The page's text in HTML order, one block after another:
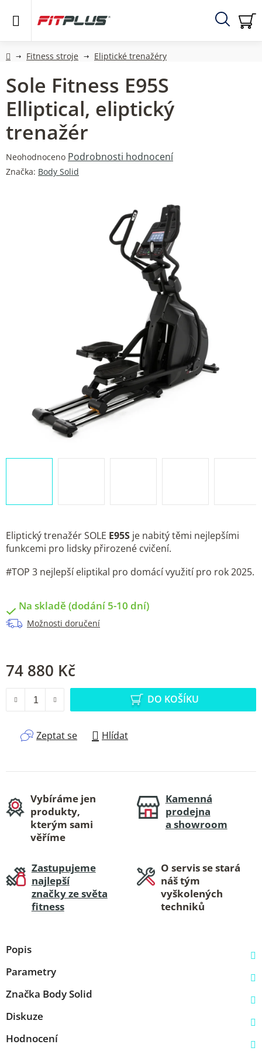
Hledat
DomůFitness stroje Eliptické trenažéry
Eliptický trenažér SOLE E95S je nabitý těmi nejlepšími
funkcemi pro lidsky přirozené cvičení.
#TOP 3 nejlepší eliptikal pro domácí využití pro rok 2025.
Na skladě (dodání 5-10 dní)
Možnosti doručení
74 880 Kč
DO KOŠÍKU
Zeptat se Hlídat
Sole Fitness E95S
Elliptical, eliptický
trenažér
Průměrné
hodnocení
Neohodnoceno Podrobnosti hodnocení
Značka: Body Solid
Vybíráme jen
produkty,
kterým sami
věříme
Kamenná
prodejna
a showroom
Zastupujeme
najlepší
značky ze světa
fitness
O servis se stará
náš tým
vyškolených
techniků
Popis
Parametry
Značka Body Solid
Diskuze
Hodnocení